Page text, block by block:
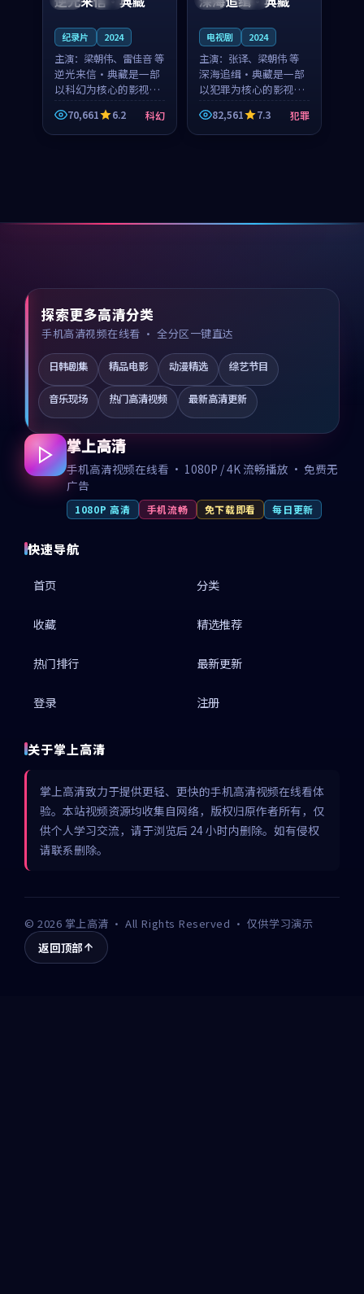
纪录片 2024
主演： 梁朝伟、雷佳音 等
逆光来信·典藏是一部
以科幻为核心的影视作
品，围绕危机、反转与
人物成长展开，整体节
奏紧凑，值得推荐观
70,661 6.2 科幻
电视剧 2024
主演： 张译、梁朝伟 等
深海追缉·典藏是一部
以犯罪为核心的影视作
品，围绕危机、反转与
人物成长展开，整体节
奏紧凑，值得推荐观
82,561 7.3 犯罪
探索更多高清分类
手机高清视频在线看 · 全分区一键直达
日韩剧集 精品电影 动漫精选 综艺节目
音乐现场 热门高清视频 最新高清更新
掌上高清
手机高清视频在线看 · 1080P / 4K 流畅播放 · 免费无
广告
1080P 高清 手机流畅 免下载即看 每日更新
快速导航
首页 分类
收藏 精选推荐
热门排行 最新更新
登录 注册
关于掌上高清
掌上高清致力于提供更轻、更快的手机高清视频在线看体
验。本站视频资源均收集自网络，版权归原作者所有，仅
供个人学习交流，请于浏览后 24 小时内删除。如有侵权
请联系删除。
©2026 掌上高清 · All Rights Reserved · 仅供学习演示
返回顶部